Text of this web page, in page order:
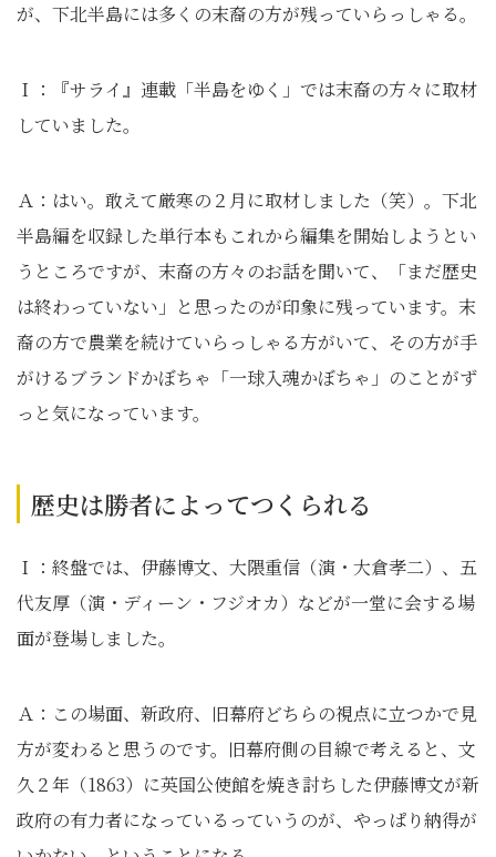
が、下北半島には多くの末裔の方が残っていらっしゃる。
Ｉ：『サライ』連載「半島をゆく」では末裔の方々に取材
していました。
Ａ：はい。敢えて厳寒の２月に取材しました（笑）。下北
半島編を収録した単行本もこれから編集を開始しようとい
うところですが、末裔の方々のお話を聞いて、「まだ歴史
は終わっていない」と思ったのが印象に残っています。末
裔の方で農業を続けていらっしゃる方がいて、その方が手
がけるブランドかぼちゃ「一球入魂かぼちゃ」のことがず
っと気になっています。
歴史は勝者によってつくられる
Ｉ：終盤では、伊藤博文、大隈重信（演・大倉孝二）、五
代友厚（演・ディーン・フジオカ）などが一堂に会する場
面が登場しました。
Ａ：この場面、新政府、旧幕府どちらの視点に立つかで見
方が変わると思うのです。旧幕府側の目線で考えると、文
久２年（1863）に英国公使館を焼き討ちした伊藤博文が新
政府の有力者になっているっていうのが、やっぱり納得が